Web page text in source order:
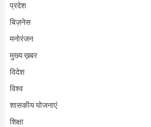
प्रदेश
बिज़नेस
मनोरंजन
मुख्य ख़बर
विदेश
विश्व
शासकीय योजनाएं
शिक्षा